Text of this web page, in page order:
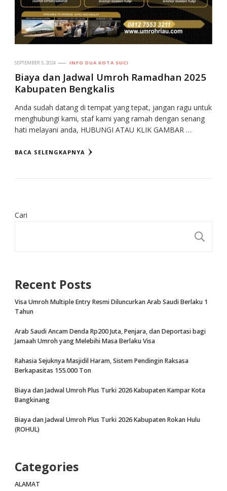
SEPTEMBER 5, 2024 INFO DUA KOTA SUCI
Biaya dan Jadwal Umroh Ramadhan 2025
Kabupaten Bengkalis
Anda sudah datang di tempat yang tepat, jangan ragu untuk
menghubungi kami, staf kami yang ramah dengan senang
hati melayani anda, HUBUNGI ATAU KLIK GAMBAR …
BACA SELENGKAPNYA
Cari
Recent Posts
Visa Umroh Multiple Entry Resmi Diluncurkan Arab Saudi Berlaku 1
Tahun
Arab Saudi Ancam Denda Rp200 Juta, Penjara, dan Deportasi bagi
Jamaah Umroh yang Melebihi Masa Berlaku Visa
Rahasia Sejuknya Masjidil Haram, Sistem Pendingin Raksasa
Berkapasitas 155.000 Ton
Biaya dan Jadwal Umroh Plus Turki 2026 Kabupaten Kampar Kota
Bangkinang
Biaya dan Jadwal Umroh Plus Turki 2026 Kabupaten Rokan Hulu
(ROHUL)
Categories
ALAMAT